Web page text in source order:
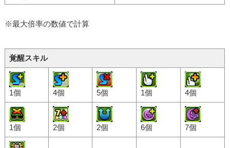
※最大倍率の数値で計算
覚醒スキル
1個 4個 5個 1個 4個
1個 2個 2個 6個 7個